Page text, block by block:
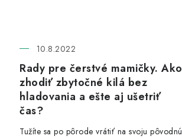
Rady pre čerstvé mamičky. Ako
zhodiť zbytočné kilá bez
hladovania a ešte aj ušetriť
čas?
10.8.2022
Tužíte sa po pôrode vrátiť na svoju pôvodnú